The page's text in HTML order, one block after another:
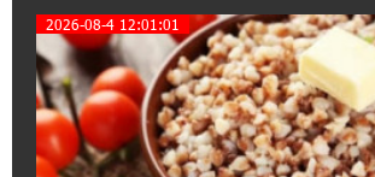
19:55:28 8-08-2026
Որոնվում է նախաձեռնված
վարույթի շրջանակներում
19:37:10 8-08-2026
2026-08-4 12:01:01